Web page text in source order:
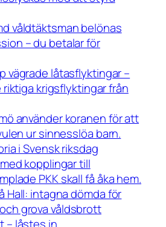
våldtäktsman belönas
– du betalar för
vägrade låtasflyktingar –
krigsflyktingar från
använder koranen för att
ur sinnesslöa barn.
i Svensk riksdag
kopplingar till
PKK skall få åka hem.
Hall: intagna dömda för
grova våldsbrott